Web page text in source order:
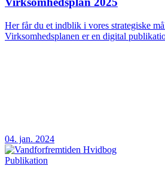
Her får du et indblik i vores strategiske
Virksomhedsplanen er en digital
04. jan. 2024
Publikation